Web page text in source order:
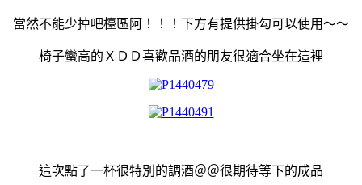
當然不能少掉吧檯區阿！！！下方有提供掛勾可以使用～～
椅子蠻高的ＸＤＤ喜歡品酒的朋友很適合坐在這裡
這次點了一杯很特別的調酒＠＠很期待等下的成品